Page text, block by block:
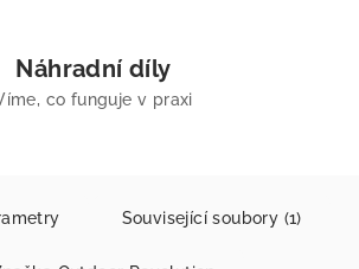
Náhradní díly
co funguje v praxi
Související soubory (1)